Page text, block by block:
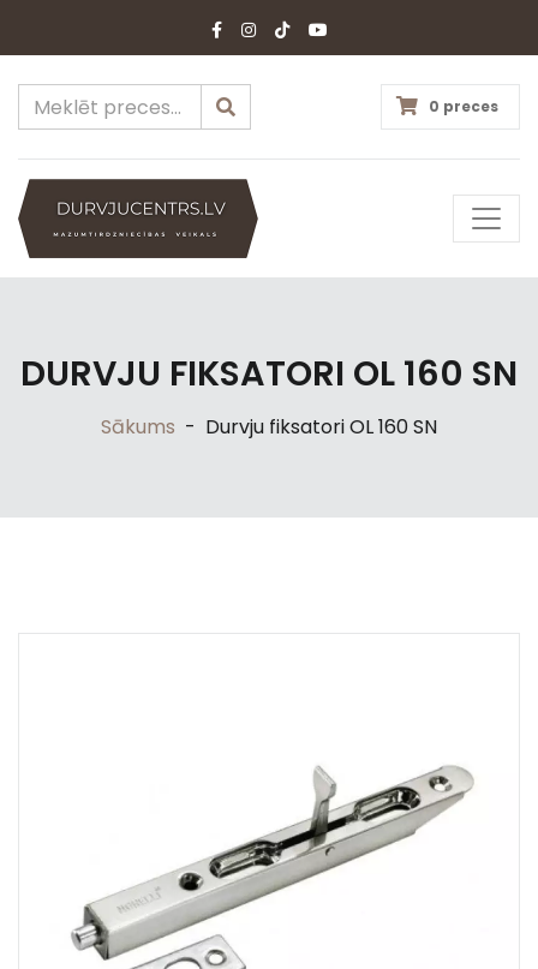
0 preces
DURVJU FIKSATORI OL 160 SN
Sākums - Durvju fiksatori OL 160 SN